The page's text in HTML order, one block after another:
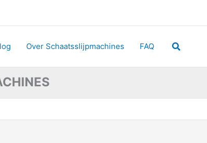
Over Schaatsslijpmachines FAQ Zoeken